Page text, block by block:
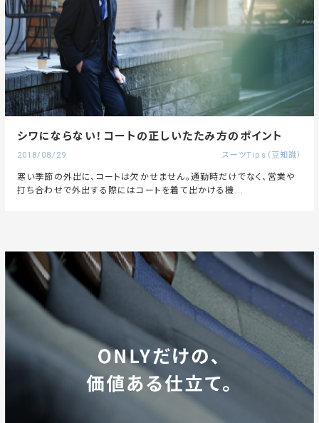
シワにならない！コートの正しいたたみ方のポイント
2018/08/29 スーツTips（豆知識）
寒い季節の外出に、コートは欠かせません。通勤時だけでなく、営業や
打ち合わせで外出する際にはコートを着て出かける機...